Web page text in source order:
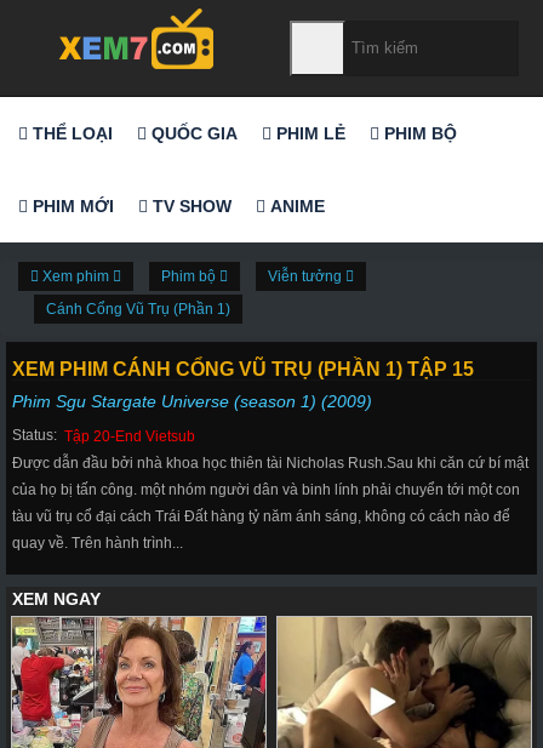
THỂ LOẠI QUỐC GIA PHIM LẺ PHIM BỘ
PHIM MỚI TV SHOW ANIME
Xem phim Phim bộ
Viễn tưởng
Cánh Cổng Vũ Trụ (Phần 1)
XEM PHIM CÁNH CỔNG VŨ TRỤ (PHẦN 1) TẬP 15
Phim Sgu Stargate Universe (season 1) (2009)
Status: Tập 20-End Vietsub
Được dẫn đầu bởi nhà khoa học thiên tài Nicholas Rush.Sau khi căn cứ bí mật
của họ bị tấn công. một nhóm người dân và binh lính phải chuyển tới một con
tàu vũ trụ cổ đại cách Trái Đất hàng tỷ năm ánh sáng, không có cách nào để
quay về. Trên hành trình...